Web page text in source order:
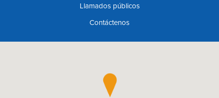
Llamados públicos
Contáctenos